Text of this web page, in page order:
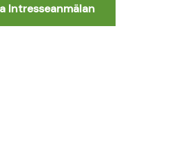
Intresseanmälan